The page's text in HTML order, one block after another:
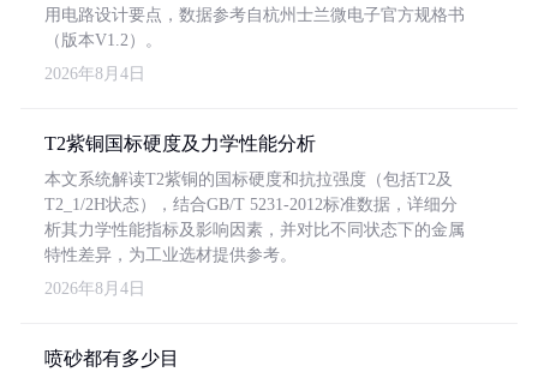
用电路设计要点，数据参考自杭州士兰微电子官方规格书
（版本V1.2）。
2026年8月4日
T2紫铜国标硬度及力学性能分析
本文系统解读T2紫铜的国标硬度和抗拉强度（包括T2及
T2_1/2H状态），结合GB/T 5231-2012标准数据，详细分
析其力学性能指标及影响因素，并对比不同状态下的金属
特性差异，为工业选材提供参考。
2026年8月4日
喷砂都有多少目